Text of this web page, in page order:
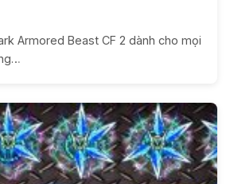
Armored Beast CF 2 dành cho mọi